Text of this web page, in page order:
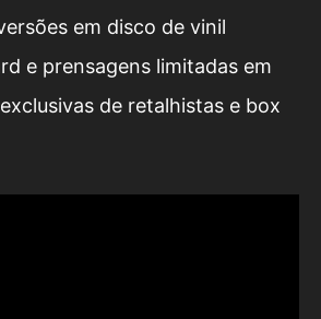
em disco de vinil
e prensagens limitadas em
de retalhistas e box